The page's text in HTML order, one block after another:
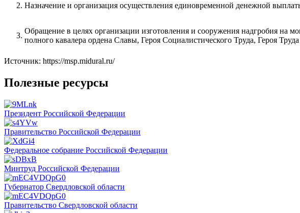
Назначение и организация осуществления единовременной денежной
Обращение в целях организации изготовления и сооружения надгробия на
полного кавалера ордена Славы, Героя Социалистического Труда, Героя
Источник: https://msp.midural.ru/
Полезные ресурсы
Президент Российской Федерации
Правительство Российской Федерации
Федеральное собрание Российской Федерации
Минтруд Российской Федерации
Губернатор Свердловской области
Правительство Свердловской области